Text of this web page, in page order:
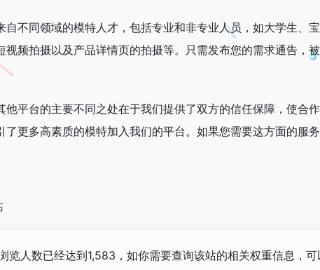
自不同领域的模特人才，包括专业和非专业人员，如大学生、
视频拍摄以及产品详情页的拍摄等。只需发布您的需求通告，
他平台的主要不同之处在于我们提供了双方的信任保障，使合
了更多高素质的模特加入我们的平台。如果您需要这方面的服
览人数已经达到1,583，如你需要查询该站的相关权重信息，